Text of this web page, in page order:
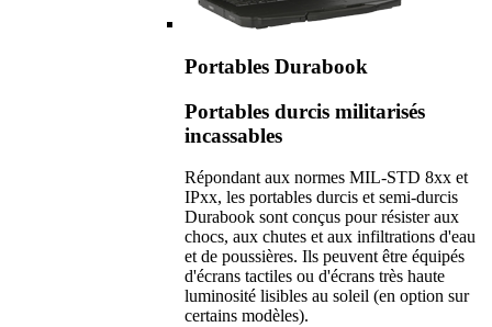
Portables Durabook
Portables durcis militarisés
incassables
Répondant aux normes MIL-STD 8xx et
IPxx, les portables durcis et semi-durcis
Durabook sont conçus pour résister aux
chocs, aux chutes et aux infiltrations d'eau
et de poussières. Ils peuvent être équipés
d'écrans tactiles ou d'écrans très haute
luminosité lisibles au soleil (en option sur
certains modèles).